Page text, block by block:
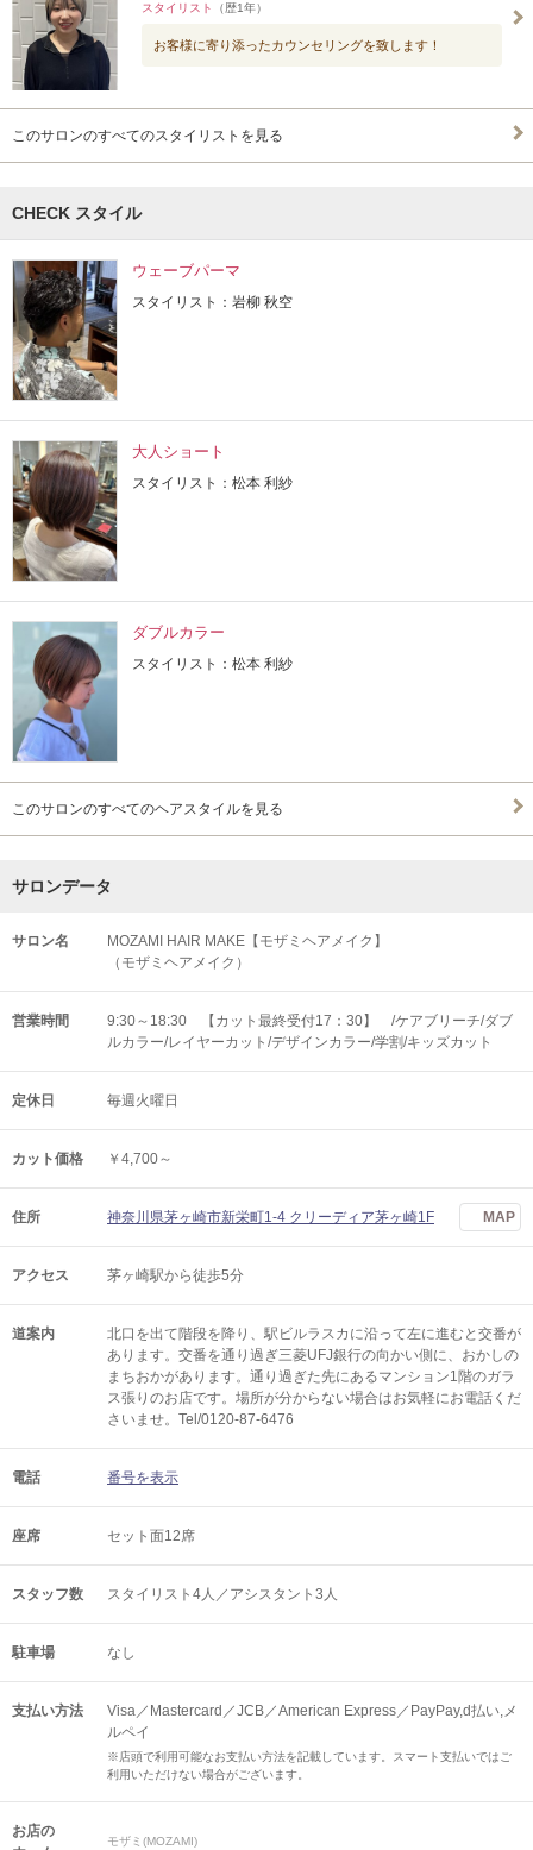
スタイリスト
（歴1年）
お客様に寄り添ったカウンセリングを致します！
このサロンのすべてのスタイリストを見る
CHECK スタイル
ウェーブパーマ
スタイリスト：岩柳 秋空
大人ショート
スタイリスト：松本 利紗
ダブルカラー
スタイリスト：松本 利紗
このサロンのすべてのヘアスタイルを見る
サロンデータ
サロン名
MOZAMI HAIR MAKE【モザミヘアメイク】
（モザミヘアメイク）
営業時間
9:30～18:30 【カット最終受付17：30】 /ケアブリーチ/ダブ
ルカラー/レイヤーカット/デザインカラー/学割/キッズカット
定休日 毎週火曜日
カット価格 ￥4,700～
住所 神奈川県茅ヶ崎市新栄町1-4 クリーディア茅ヶ崎1F MAP
アクセス 茅ヶ崎駅から徒歩5分
道案内
北口を出て階段を降り、駅ビルラスカに沿って左に進むと交番が
あります。交番を通り過ぎ三菱UFJ銀行の向かい側に、おかしの
まちおかがあります。通り過ぎた先にあるマンション1階のガラ
ス張りのお店です。場所が分からない場合はお気軽にお電話くだ
さいませ。Tel/0120-87-6476
電話 番号を表示
座席 セット面12席
スタッフ数 スタイリスト4人／アシスタント3人
駐車場 なし
支払い方法
Visa／Mastercard／JCB／American Express／PayPay,d払い,メ
ルペイ
※店頭で利用可能なお支払い方法を記載しています。スマート支払いではご
利用いただけない場合がございます。
お店の
モザミ(MOZAMI)